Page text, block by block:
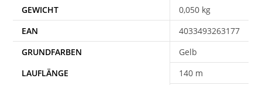
GEWICHT
0,050 kg
EAN
4033493263177
Gelb
140 m